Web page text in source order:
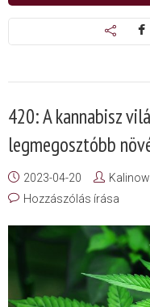
420: A kannabisz
legmegosztóbb
2023-04-20
Hozzászólás írása